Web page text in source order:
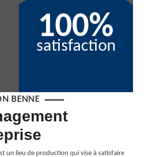
100%
satisfaction
BENNE
un lieu de production qui vise à satisfaire